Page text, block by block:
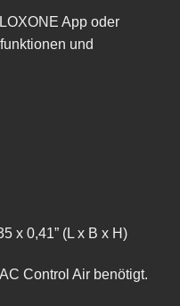
App oder
und
x 0,41” (L x B x H)
Control Air benötigt.